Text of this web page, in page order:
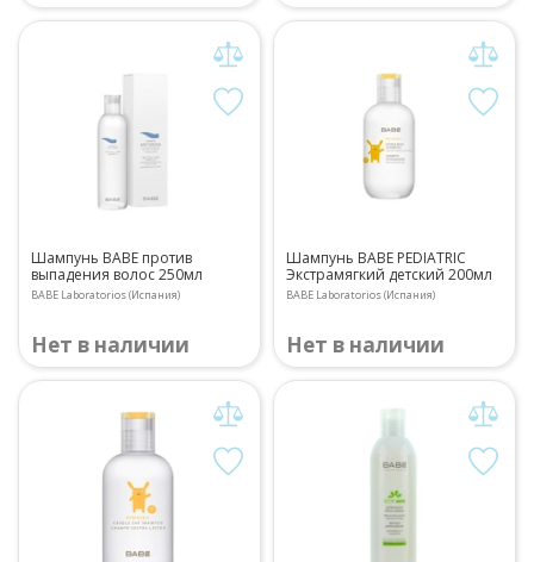
Шампунь BABE против
выпадения волос 250мл
BABE Laboratorios (Испания)
Нет в наличии
Шампунь BABE PEDIATRIC
Экстрамягкий детский 200мл
BABE Laboratorios (Испания)
Нет в наличии